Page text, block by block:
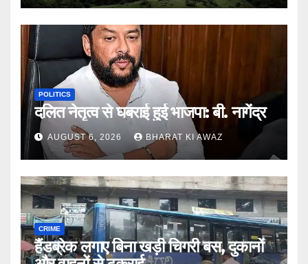
POLITICS
दलित नेतृत्व से घबराई हुई भाजपा: बी. नागेंद्र
AUGUST 6, 2026 BHARAT KI AWAZ
CRIME
हैंडब्रेक लगाए बिना खड़ी चिगरी बस, दुकानों